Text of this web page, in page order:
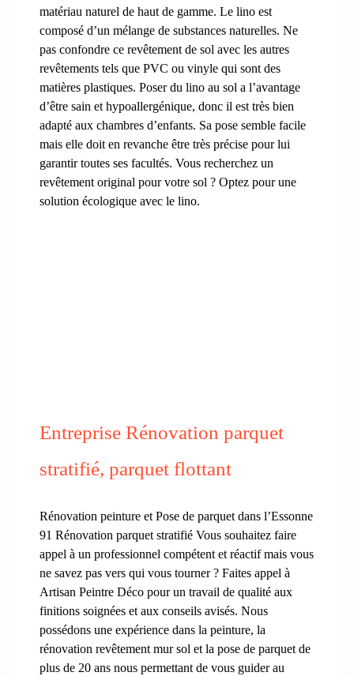
matériau naturel de haut de gamme. Le lino est
composé d’un mélange de substances naturelles. Ne
pas confondre ce revêtement de sol avec les autres
revêtements tels que PVC ou vinyle qui sont des
matières plastiques. Poser du lino au sol a l’avantage
d’être sain et hypoallergénique, donc il est très bien
adapté aux chambres d’enfants. Sa pose semble facile
mais elle doit en revanche être très précise pour lui
garantir toutes ses facultés. Vous recherchez un
revêtement original pour votre sol ? Optez pour une
solution écologique avec le lino.
Entreprise Rénovation parquet
stratifié, parquet flottant
Rénovation peinture et Pose de parquet dans l’Essonne
91 Rénovation parquet stratifié Vous souhaitez faire
appel à un professionnel compétent et réactif mais vous
ne savez pas vers qui vous tourner ? Faites appel à
Artisan Peintre Déco pour un travail de qualité aux
finitions soignées et aux conseils avisés. Nous
possédons une expérience dans la peinture, la
rénovation revêtement mur sol et la pose de parquet de
plus de 20 ans nous permettant de vous guider au